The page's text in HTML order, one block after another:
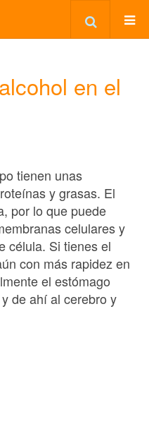
en el
tienen unas
y grasas. El
por lo que puede
celulares y
célula. Si tienes el
con más rapidez en
el estómago
de ahí al cerebro y